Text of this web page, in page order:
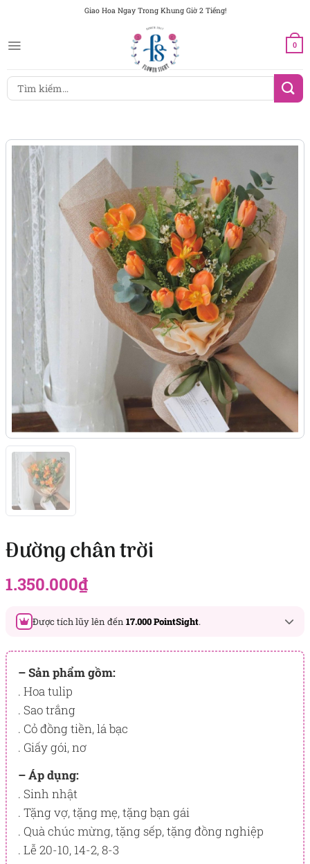
dung
Giao Hoa Ngay Trong Khung Giờ 2 Tiếng!
0
Tìm
kiếm:
Đường chân trời
1.350.000₫
Được tích lũy lên đến 17.000 PointSight.
Đây là số PointSight ước tính bạn sẽ được tích lũy khi mua
sản phẩm hôm nay, tương ứng với quyền lợi hạng
BẠCH KIM
PointSight có giá trị dùng để trừ trực tiếp vào đơn hàng hoặc
đổi quà tặng ưu đãi tại Flowersight.
Đăng nhậphoặc
– Sản phẩm gồm:
. Hoa tulip
. Sao trắng
. Cỏ đồng tiền, lá bạc
. Giấy gói, nơ
– Áp dụng:
. Sinh nhật
. Tặng vợ, tặng mẹ, tặng bạn gái
. Quà chúc mừng, tặng sếp, tặng đồng nghiệp
. Lễ 20-10, 14-2, 8-3